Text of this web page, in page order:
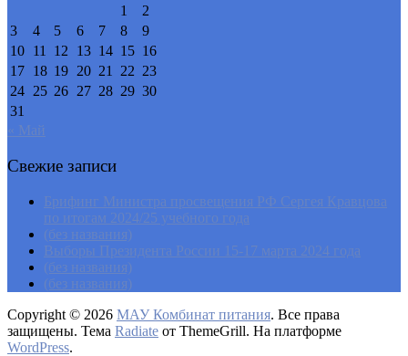
1
2
3
4 5 6 7 8
9
10 11 12 13 14 15 16
17 18 19 20 21 22 23
24 25 26 27 28 29 30
31
« Май
Свежие записи
Брифинг Министра просвещения РФ Сергея Кравцова
по итогам 2024/25 учебного года
(без названия)
Выборы Президента России 15-17 марта 2024 года
(без названия)
(без названия)
Copyright © 2026 МАУ Комбинат питания. Все права
защищены. Тема Radiate от ThemeGrill. На платформе
WordPress.